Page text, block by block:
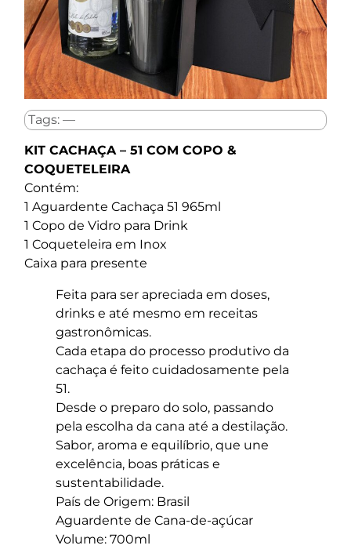
Tags: —
KIT CACHAÇA – 51 COM COPO &
COQUETELEIRA
Contém:
1 Aguardente Cachaça 51 965ml
1 Copo de Vidro para Drink
1 Coqueteleira em Inox
Caixa para presente
Feita para ser apreciada em doses,
drinks e até mesmo em receitas
gastronômicas.
Cada etapa do processo produtivo da
cachaça é feito cuidadosamente pela
51.
Desde o preparo do solo, passando
pela escolha da cana até a destilação.
Sabor, aroma e equilíbrio, que une
excelência, boas práticas e
sustentabilidade.
País de Origem: Brasil
Aguardente de Cana-de-açúcar
Volume: 700ml